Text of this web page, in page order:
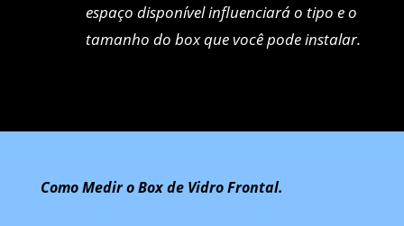
espaço disponível influenciará o tipo e o
tamanho do box que você pode instalar.
Como Medir o Box de Vidro Frontal.